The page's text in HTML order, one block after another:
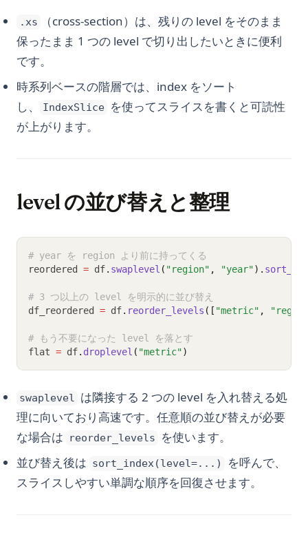
.xs
（cross-section）は、残りの level をそのまま
保ったまま 1 つの level で切り出したいときに便利
です。
時系列ベースの階層では、index をソート
し、
IndexSlice を使ってスライスを書くと可読性
が上がります。
level の並び替えと整理
# year を region より前に持ってくる
reordered = df. swaplevel ( "region" , "year").
# 3 つ以上の level を明示的に並び替え
df_reordered = df. reorder_levels ([ "metric" ,
# もう不要になった level を落とす
flat = df. droplevel ( "metric")
swaplevel は隣接する 2 つの level を入れ替える処
理に向いており高速です。任意順の並び替えが必要
な場合は
reorder_levels
を使います。
並び替え後は sort_index(level=...)
を呼んで、
スライスしやすい単調な順序を回復させます。